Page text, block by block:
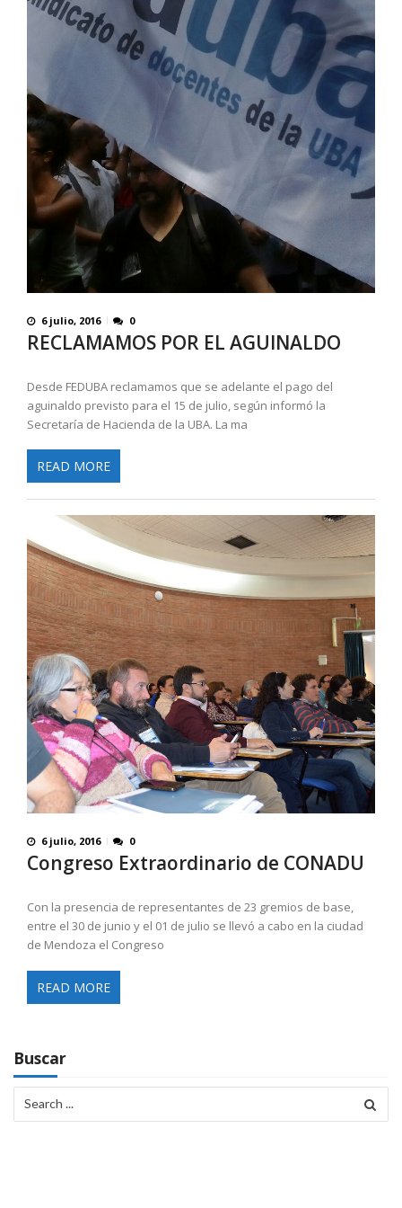
6 julio, 2016 0
RECLAMAMOS POR EL AGUINALDO
Desde FEDUBA reclamamos que se adelante el pago del
aguinaldo previsto para el 15 de julio, según informó la
Secretaría de Hacienda de la UBA. La ma
READ MORE
6 julio, 2016 0
Congreso Extraordinario de CONADU
Con la presencia de representantes de 23 gremios de base,
entre el 30 de junio y el 01 de julio se llevó a cabo en la ciudad
de Mendoza el Congreso
READ MORE
Buscar
for: